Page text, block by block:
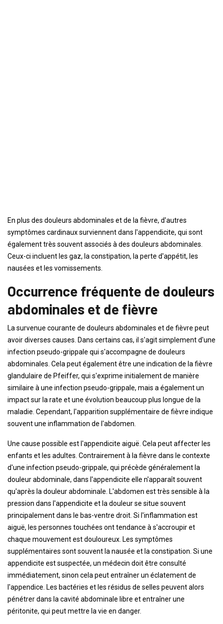
En plus des douleurs abdominales et de la fièvre, d'autres
symptômes cardinaux surviennent dans l'appendicite, qui sont
également très souvent associés à des douleurs abdominales.
Ceux-ci incluent les gaz, la constipation, la perte d'appétit, les
nausées et les vomissements.
Occurrence fréquente de douleurs
abdominales et de fièvre
La survenue courante de douleurs abdominales et de fièvre peut
avoir diverses causes. Dans certains cas, il s'agit simplement d'une
infection pseudo-grippale qui s'accompagne de douleurs
abdominales. Cela peut également être une indication de la fièvre
glandulaire de Pfeiffer, qui s'exprime initialement de manière
similaire à une infection pseudo-grippale, mais a également un
impact sur la rate et une évolution beaucoup plus longue de la
maladie. Cependant, l'apparition supplémentaire de fièvre indique
souvent une inflammation de l'abdomen.
Une cause possible est l'appendicite aiguë. Cela peut affecter les
enfants et les adultes. Contrairement à la fièvre dans le contexte
d'une infection pseudo-grippale, qui précède généralement la
douleur abdominale, dans l'appendicite elle n'apparaît souvent
qu'après la douleur abdominale. L'abdomen est très sensible à la
pression dans l'appendicite et la douleur se situe souvent
principalement dans le bas-ventre droit. Si l'inflammation est
aiguë, les personnes touchées ont tendance à s'accroupir et
chaque mouvement est douloureux. Les symptômes
supplémentaires sont souvent la nausée et la constipation. Si une
appendicite est suspectée, un médecin doit être consulté
immédiatement, sinon cela peut entraîner un éclatement de
l'appendice. Les bactéries et les résidus de selles peuvent alors
pénétrer dans la cavité abdominale libre et entraîner une
péritonite, qui peut mettre la vie en danger.